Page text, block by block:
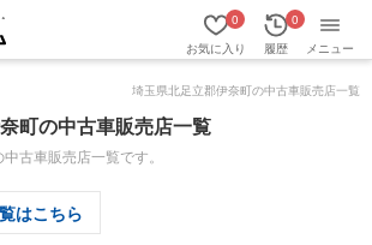
お気に入り
0
履歴
0
メニュー
埼玉県北足立郡伊奈町の中古車販売店一覧
町の中古車販売店一覧
古車販売店一覧です。
はこちら